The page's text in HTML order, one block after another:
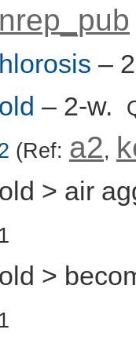
–
– 2-w.
(Ref: a2,
> air
1
>
1